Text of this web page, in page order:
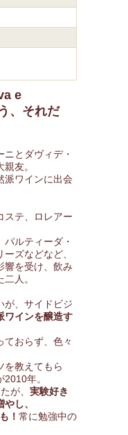
e
、それだ
とダヴィデ・
友。
派ワインに出会
ステ、ロレアー
ルティーダ・
ズなどなど、
響を受け、飲み
人。
が、サイドビジ
ワインを醸造す
ておらず、色々
を教えてもら
年。
が、 実験好き
し、
！ 常に勉強中の